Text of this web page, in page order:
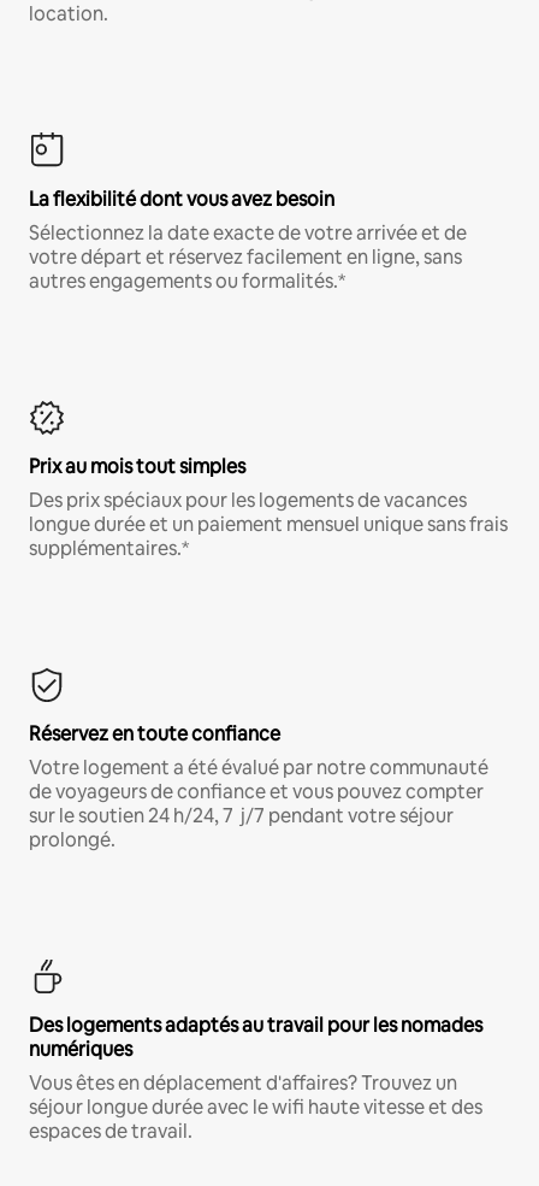
location.
La flexibilité dont vous avez besoin
Sélectionnez la date exacte de votre arrivée et de
votre départ et réservez facilement en ligne, sans
autres engagements ou formalités.*
Prix au mois tout simples
Des prix spéciaux pour les logements de vacances
longue durée et un paiement mensuel unique sans frais
supplémentaires.*
Réservez en toute confiance
Votre logement a été évalué par notre communauté
de voyageurs de confiance et vous pouvez compter
sur le soutien 24 h/24, 7 j/7 pendant votre séjour
prolongé.
Des logements adaptés au travail pour les nomades
numériques
Vous êtes en déplacement d'affaires? Trouvez un
séjour longue durée avec le wifi haute vitesse et des
espaces de travail.